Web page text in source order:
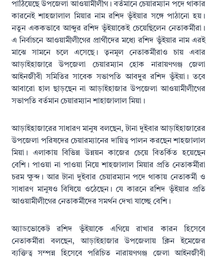
পাঠিয়েছে উপজেলা আওয়ামীলীগ। বর্তমানে চেয়ারম্যান পদে থাকার
কারনেই শাহজালাল মিয়ার নাম রশিদ ভূঁইয়ার সঙ্গে পাঠানো হয়।
নতুন এককভাবে আব্দুর রশিদ ভূঁইয়াকেই চেয়েছিলেন নেতাকর্মীরা।
এ নির্বাচনে আওয়ামীলীগের প্রার্থীদের মধ্যে রশিদ ভুঁইয়ার নাম এরই
মাঝে সামনে চলে এসেছে। তৃনমূল নেতাকর্মীরাও চায় এবার
আড়াইহাজারে উপজেলা চেয়ারম্যান হোক নারায়ণগঞ্জ জেলা
আইনজীবী সমিতির সাবেক সভাপতি আবদুুর রশিদ ভূঁইয়া। তবে
আবারো হাল ছাড়ছেন না আড়াইহাজার উপজেলা আওয়ামীলীগের
সভাপতি বর্তমান চেয়ারম্যান শাহাজালাল মিয়া।
আড়াইহাজারের সাধারণ মানুষ বলছেন, টানা দুইবার আড়াইহাজারের
উপজেলা পরিষদের চেয়ারম্যানের দায়িত্ব পালন করছেন শাহজালাল
মিয়া। এলাকায় বিভিন্ন উন্নয়ন কাজের চেয়ে বিতর্কিত হয়েছেন
বেশি। পাওয়া না পাওয়া নিয়ে শাহজালাল মিয়ার প্রতি নেতাকর্মীরা
চরম ক্ষুব্দ। আর টানা দুইবার চেয়ারম্যান পদে থাকায় নেতাকর্মী ও
সাধারণ মানুষও বিষিয়ে ওঠেছেন। যে কারনে রশিদ ভূঁইয়ার প্রতি
আওয়ামীলীগের নেতাকর্মীদের সমর্থন দেখা যাচ্ছে বেশি।
অ্যাডভোকেট রশিদ ভূঁইয়াকে এগিয়ে রাখার কারন হিসেবে
নেতাকর্মীরা বলছেন, আড়াইহাজার উপজেলায় ক্লিন ইমেজের
ব্যক্তিত্ব সম্পন্ন হিসেবে পরিচিত নারায়ণগঞ্জ জেলা আইনজীবী